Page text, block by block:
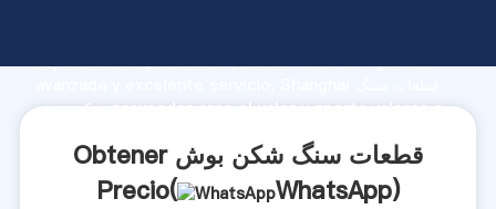
capacidad de producción, fuerza de investigación
شکن بوش proveedor crea el valor y aporta valores a
Obtener قطعات سنگ شکن بوش
Precio(
WhatsApp)